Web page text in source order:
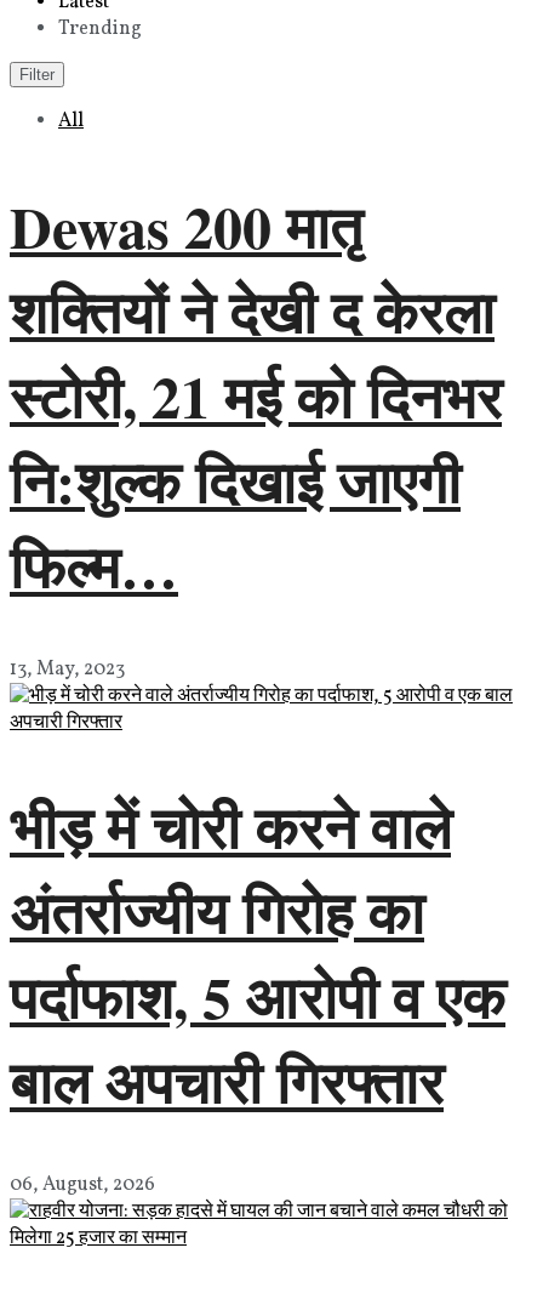
Trending
Filter
All
Dewas 200 मातृ
शक्तियों ने देखी द केरला
स्टोरी, 21 मई को दिनभर
नि:शुल्क दिखाई जाएगी
फिल्म…
13, May, 2023
भीड़ में चोरी करने वाले
अंतर्राज्यीय गिरोह का
पर्दाफाश, 5 आरोपी व एक
बाल अपचारी गिरफ्तार
06, August, 2026